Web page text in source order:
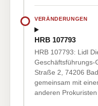
VERÄNDERUNGEN
HRB 107793
HRB 107793: Lidl
Geschäftsführungs-
Straße 2, 74206
gemeinsam mit
anderen